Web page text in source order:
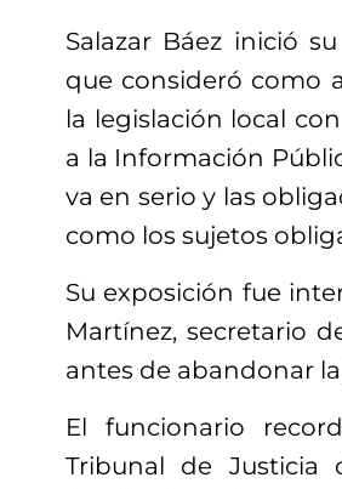
Salazar Báez inició
que consideró como
la legislación local
a la Información
va en serio y las
como los sujetos
Su exposición fue
Martínez, secretario
antes de abandonar
El funcionario
Tribunal de Justicia